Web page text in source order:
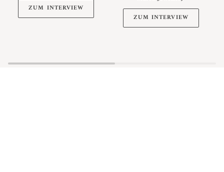
ZUM INTERVIEW
ZUM INTERVIEW